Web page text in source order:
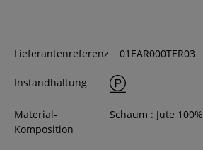
Lieferantenreferenz 01EAR000TER03
Instandhaltung
Material-
Komposition
Schaum : Jute 100%